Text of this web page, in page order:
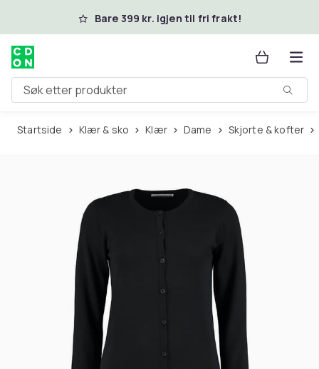
Hopp til hovedinnholdBare 399 kr. igjen til fri frakt!
Søk etter produkter
Startside Klær & sko Klær Dame Skjorte & kofter